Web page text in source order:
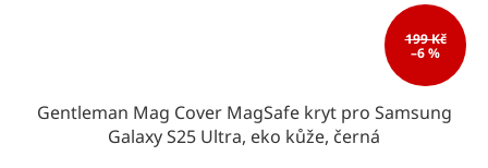
199 Kč
–6 %
Gentleman Mag Cover MagSafe kryt pro Samsung
Galaxy S25 Ultra, eko kůže, černá